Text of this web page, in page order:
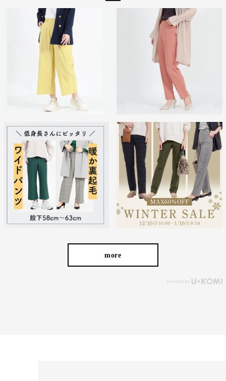
お届けしたいのは、人の手から生まれる本物の良さと安心
感。 ベーシックなデザインだからこそ「はきやすい」「長
く使える」という基本を忠実に守り、独自デザインのパンツ
を作り続けてきました。
ストレッチパンツへのこだわり
られるストレートパンツ。当店のパンツは、年齢にかかわら
more